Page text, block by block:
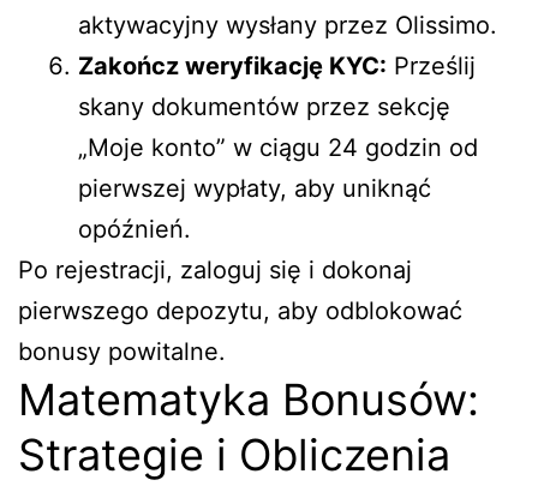
aktywacyjny wysłany przez Olissimo.
Zakończ weryfikację KYC: Prześlij
skany dokumentów przez sekcję
„Moje konto” w ciągu 24 godzin od
pierwszej wypłaty, aby uniknąć
opóźnień.
Po rejestracji, zaloguj się i dokonaj
pierwszego depozytu, aby odblokować
bonusy powitalne.
Matematyka Bonusów:
Strategie i Obliczenia